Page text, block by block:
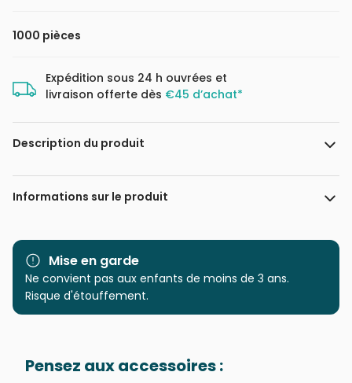
1000 pièces
Expédition sous 24 h ouvrées et
livraison offerte dès €45 d’achat*
Description du produit
Celebrate Life Gallery / artlicensing.com
Informations sur le produit
Marque Bluebird Puzzle
Catégorie Puzzles - Oiseaux
Age
Puzzle pour Adultes (500 à
Provenance Puzzles fabriqués en France
Mise en garde
Ne convient pas aux enfants de moins de 3 ans.
Risque d'étouffement.
Pensez aux accessoires :